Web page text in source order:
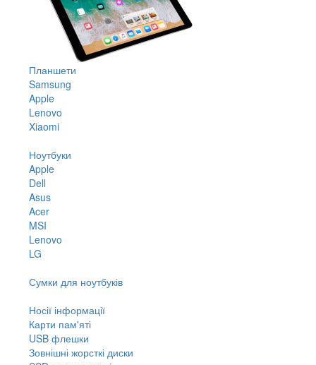
Планшети
Samsung
Apple
Lenovo
Xiaomi
Ноутбуки
Apple
Dell
Asus
Acer
MSI
Lenovo
LG
Сумки для ноутбуків
Носії інформації
Карти пам'яті
USB флешки
Зовнішні жорсткі диски